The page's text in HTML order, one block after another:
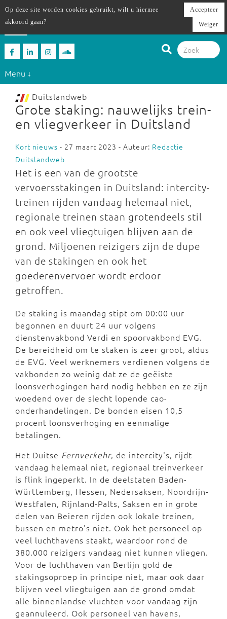
Menu ↓
Duitslandweb
Grote staking: nauwelijks trein-
en vliegverkeer in Duitsland
Kort nieuws - 27 maart 2023 - Auteur: Redactie
Duitslandweb
Het is een van de grootste
vervoersstakingen in Duitsland: intercity-
treinen rijden vandaag helemaal niet,
regionale treinen staan grotendeels stil
en ook veel vliegtuigen blijven aan de
grond. Miljoenen reizigers zijn de dupe
van de stakingen en ook het
goederenvervoer wordt erdoor
getroffen.
De staking is maandag stipt om 00:00 uur
begonnen en duurt 24 uur volgens
dienstenvakbond Verdi en spoorvakbond EVG.
De bereidheid om te staken is zeer groot, aldus
de EVG. Veel werknemers verdienen volgens de
vakbonden zo weinig dat ze de geëiste
loonsverhogingen hard nodig hebben en ze zijn
woedend over de slecht lopende cao-
onderhandelingen. De bonden eisen 10,5
procent loonsverhoging en eenmalige
betalingen.
Het Duitse Fernverkehr, de intercity's, rijdt
vandaag helemaal niet, regionaal treinverkeer
is flink ingeperkt. In de deelstaten Baden-
Württemberg, Hessen, Nedersaksen, Noordrijn-
Westfalen, Rijnland-Palts, Saksen en in grote
delen van Beieren rijden ook lokale treinen,
bussen en metro's niet. Ook het personeel op
veel luchthavens staakt, waardoor rond de
380.000 reizigers vandaag niet kunnen vliegen.
Voor de luchthaven van Berlijn gold de
stakingsoproep in principe niet, maar ook daar
blijven veel vliegtuigen aan de grond omdat
alle binnenlandse vluchten voor vandaag zijn
geannuleerd. Ook personeel van havens,
Op deze site worden cookies gebruikt, wilt u hiermee
akkoord gaan?
Accepteer
Weiger